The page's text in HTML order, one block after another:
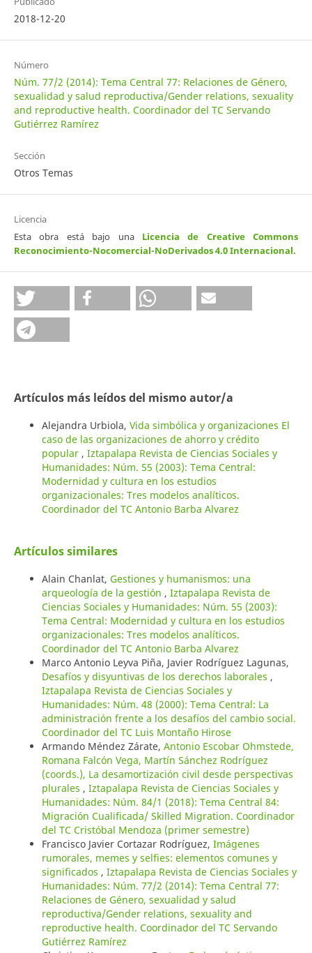
2018-12-20
Número
Núm. 77/2 (2014): Tema Central 77: Relaciones de Género,
sexualidad y salud reproductiva/Gender relations, sexuality
and reproductive health. Coordinador del TC Servando
Gutiérrez Ramírez
Sección
Otros Temas
Licencia
Esta obra está bajo una Licencia de Creative Commons
Reconocimiento-Nocomercial-NoDerivados 4.0 Internacional.
Artículos más leídos del mismo autor/a
Alejandra Urbiola, Vida simbólica y organizaciones El
caso de las organizaciones de ahorro y crédito
popular , Iztapalapa Revista de Ciencias Sociales y
Humanidades: Núm. 55 (2003): Tema Central:
Modernidad y cultura en los estudios
organizacionales: Tres modelos analíticos.
Coordinador del TC Antonio Barba Alvarez
Artículos similares
Alain Chanlat, Gestiones y humanismos: una
arqueología de la gestión , Iztapalapa Revista de
Ciencias Sociales y Humanidades: Núm. 55 (2003):
Tema Central: Modernidad y cultura en los estudios
organizacionales: Tres modelos analíticos.
Coordinador del TC Antonio Barba Alvarez
Marco Antonio Leyva Piña, Javier Rodríguez Lagunas,
Desafíos y disyuntivas de los derechos laborales ,
Iztapalapa Revista de Ciencias Sociales y
Humanidades: Núm. 48 (2000): Tema Central: La
administración frente a los desafíos del cambio social.
Coordinador del TC Luis Montaño Hirose
Armando Méndez Zárate, Antonio Escobar Ohmstede,
Romana Falcón Vega, Martín Sánchez Rodríguez
(coords.), La desamortización civil desde perspectivas
plurales , Iztapalapa Revista de Ciencias Sociales y
Humanidades: Núm. 84/1 (2018): Tema Central 84:
Migración Cualificada/ Skilled Migration. Coordinador
del TC Cristóbal Mendoza (primer semestre)
Francisco Javier Cortazar Rodríguez, Imágenes
rumorales, memes y selfies: elementos comunes y
significados , Iztapalapa Revista de Ciencias Sociales y
Humanidades: Núm. 77/2 (2014): Tema Central 77:
Relaciones de Género, sexualidad y salud
reproductiva/Gender relations, sexuality and
reproductive health. Coordinador del TC Servando
Gutiérrez Ramírez